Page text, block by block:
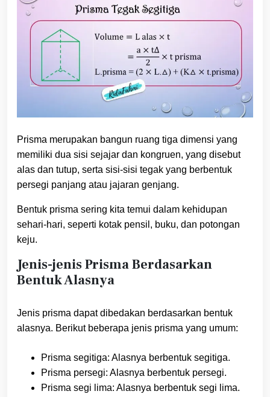
Prisma merupakan bangun ruang tiga dimensi yang
memiliki dua sisi sejajar dan kongruen, yang disebut
alas dan tutup, serta sisi-sisi tegak yang berbentuk
persegi panjang atau jajaran genjang.
Bentuk prisma sering kita temui dalam kehidupan
sehari-hari, seperti kotak pensil, buku, dan potongan
keju.
Jenis-jenis Prisma Berdasarkan
Bentuk Alasnya
Jenis prisma dapat dibedakan berdasarkan bentuk
alasnya. Berikut beberapa jenis prisma yang umum:
Prisma segitiga: Alasnya berbentuk segitiga.
Prisma persegi: Alasnya berbentuk persegi.
Prisma segi lima: Alasnya berbentuk segi lima.